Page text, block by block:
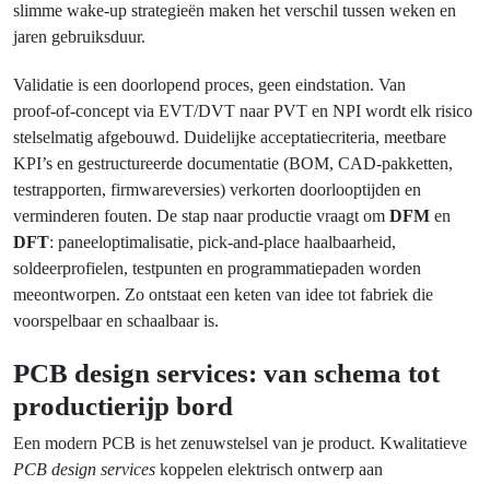
slimme wake‑up strategieën maken het verschil tussen weken en
jaren gebruiksduur.
Validatie is een doorlopend proces, geen eindstation. Van
proof‑of‑concept via EVT/DVT naar PVT en NPI wordt elk risico
stelselmatig afgebouwd. Duidelijke acceptatiecriteria, meetbare
KPI’s en gestructureerde documentatie (BOM, CAD-pakketten,
testrapporten, firmwareversies) verkorten doorlooptijden en
verminderen fouten. De stap naar productie vraagt om DFM en
DFT: paneeloptimalisatie, pick‑and‑place haalbaarheid,
soldeerprofielen, testpunten en programmatiepaden worden
meeontworpen. Zo ontstaat een keten van idee tot fabriek die
voorspelbaar en schaalbaar is.
PCB design services: van schema tot
productierijp bord
Een modern PCB is het zenuwstelsel van je product. Kwalitatieve
PCB design services koppelen elektrisch ontwerp aan